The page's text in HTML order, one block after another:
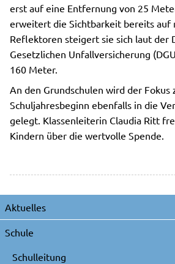
erst auf eine Entfernung von 25
erweitert die Sichtbarkeit bereits auf
Reflektoren steigert sie sich laut der
Gesetzlichen Unfallversicherung
160 Meter.
An den Grundschulen wird der Fokus
Schuljahresbeginn ebenfalls in die
gelegt. Klassenleiterin Claudia Ritt
Kindern über die wertvolle Spende.
Navigation
überspringen
Aktuelles
Schule
Schulleitung